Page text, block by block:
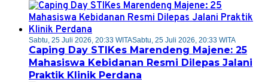
Sabtu, 25 Juli 2026, 20:33 WITASabtu, 25 Juli 2026, 20:33 WITA
Caping Day STIKes Marendeng Majene: 25
Mahasiswa Kebidanan Resmi Dilepas Jalani
Praktik Klinik Perdana